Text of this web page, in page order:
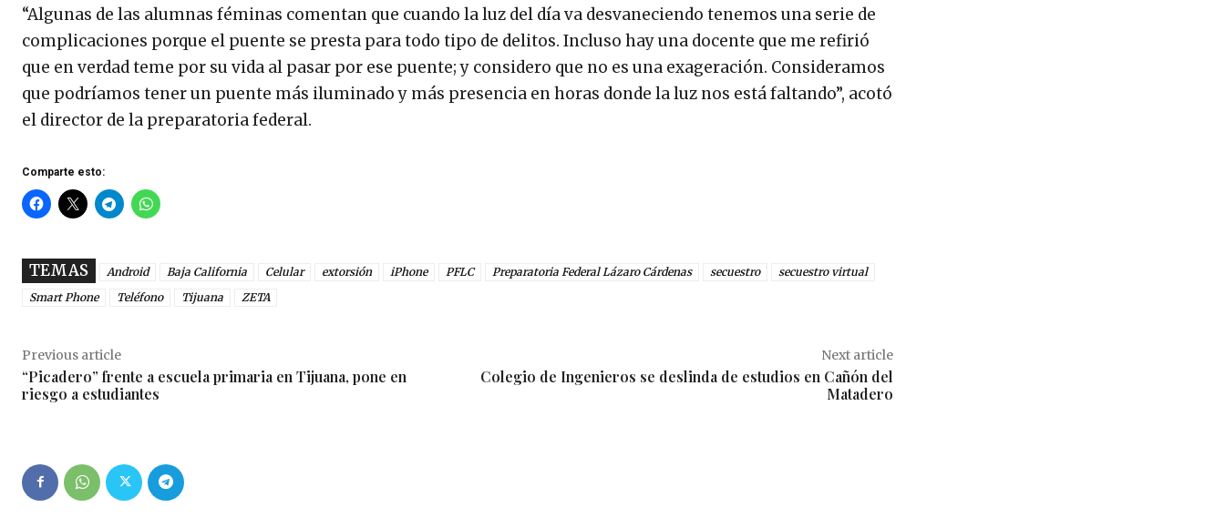
“Algunas de las alumnas féminas comentan que cuando la luz del día va desvaneciendo tenemos una serie de
complicaciones porque el puente se presta para todo tipo de delitos. Incluso hay una docente que me refirió
que en verdad teme por su vida al pasar por ese puente; y considero que no es una exageración. Consideramos
que podríamos tener un puente más iluminado y más presencia en horas donde la luz nos está faltando”, acotó
el director de la preparatoria federal.
Comparte esto:
TEMAS Android Baja California Celular extorsión iPhone PFLC Preparatoria Federal Lázaro Cárdenas secuestro
secuestro virtual
Smart Phone
Teléfono Tijuana ZETA
Previous article
“Picadero” frente a escuela primaria en Tijuana, pone en
riesgo a estudiantes
Next article
Colegio de Ingenieros se deslinda de estudios en Cañón del
Matadero